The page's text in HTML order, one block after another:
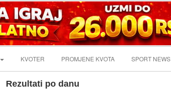
KVOTER PROMJENE KVOTA SPORT NEWS
Rezultati po danu